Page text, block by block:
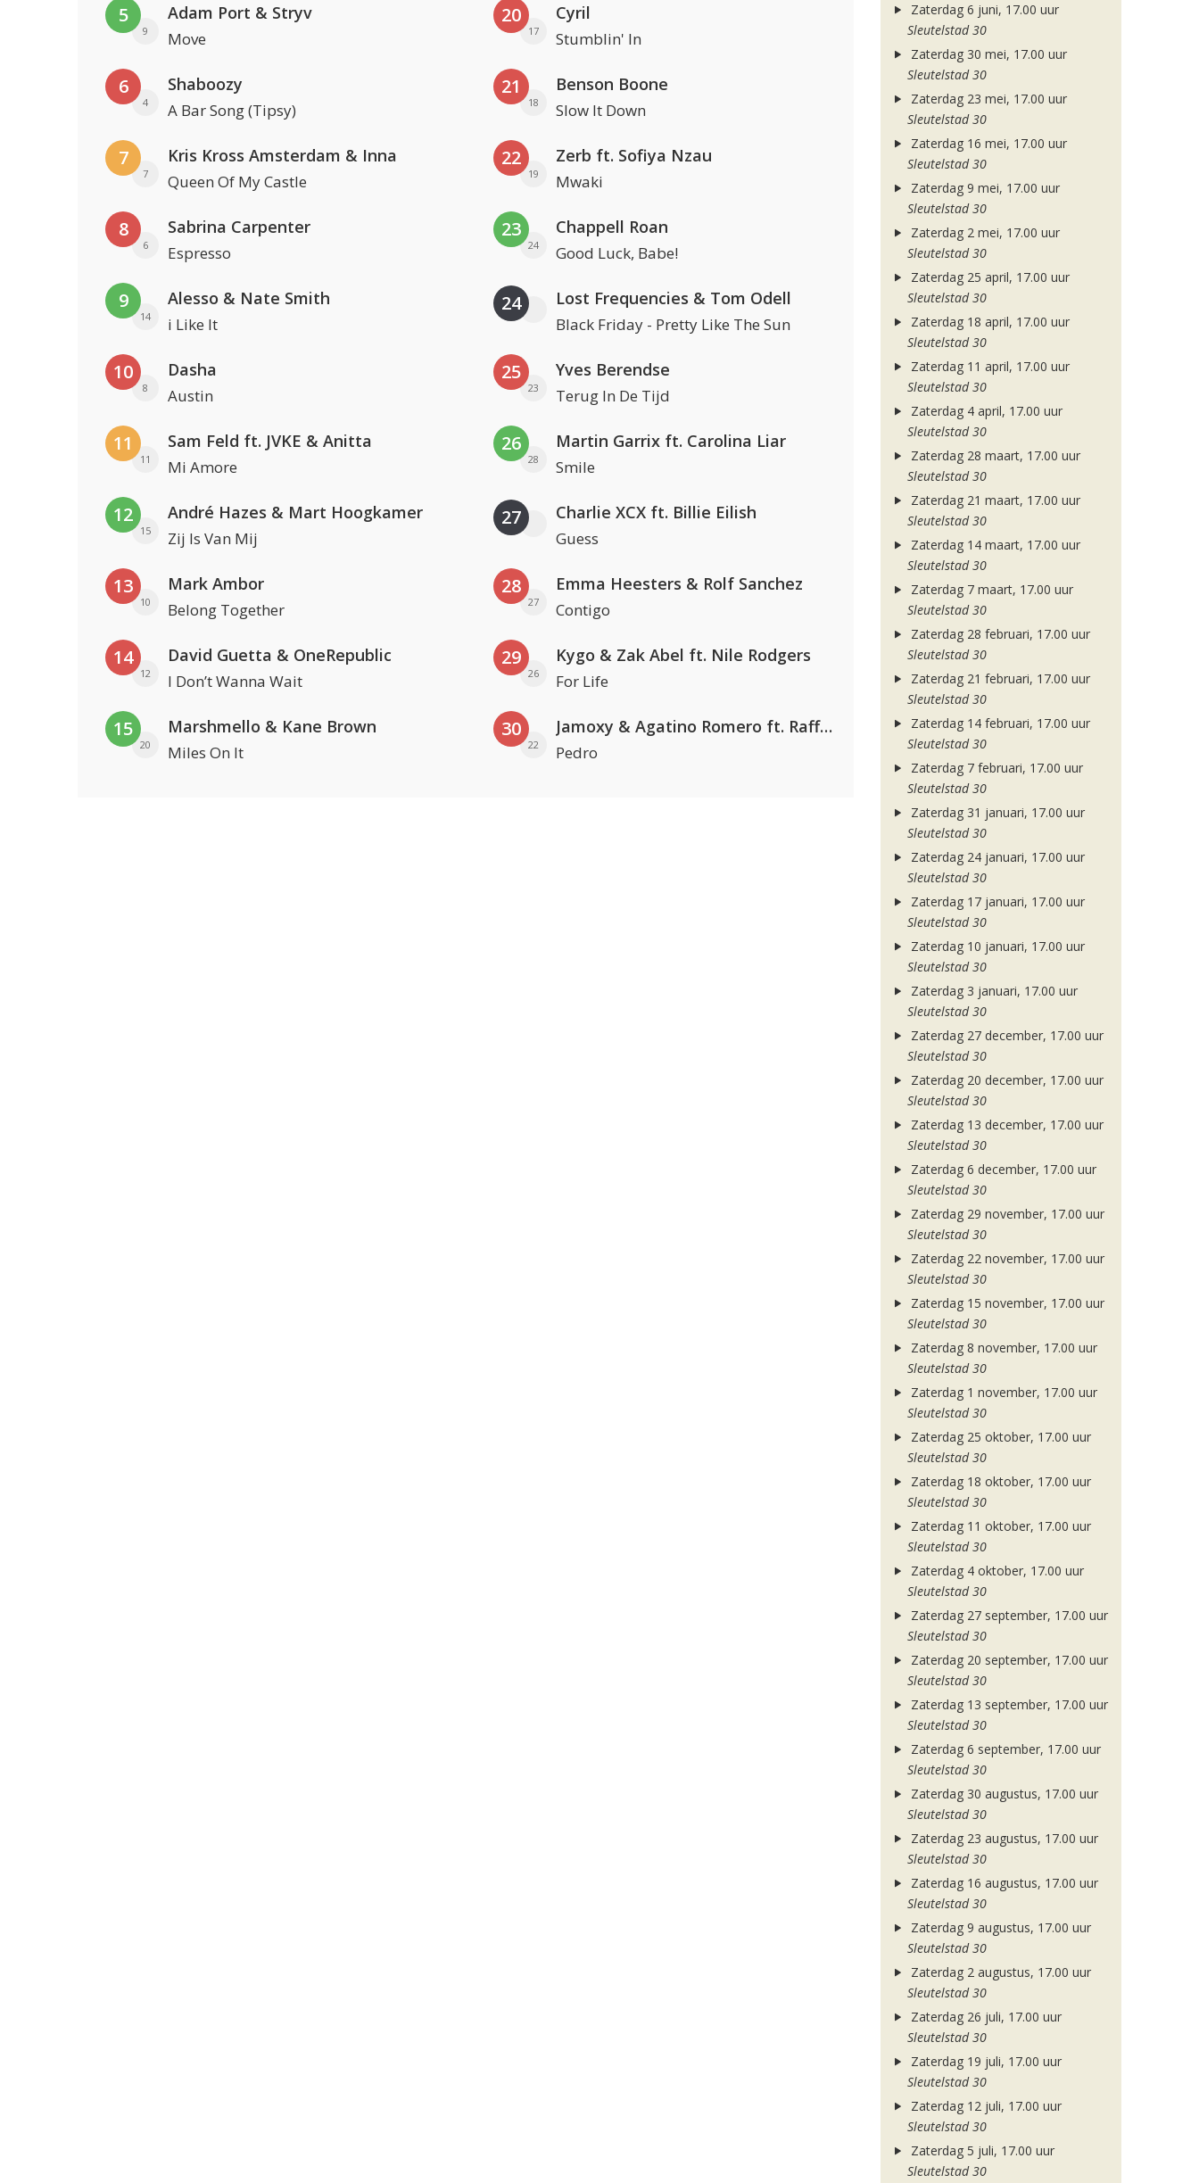
5
9
Adam Port & Stryv
Move
6
4
Shaboozy
A Bar Song (Tipsy)
7
7
Kris Kross Amsterdam & Inna
Queen Of My Castle
8
6
Sabrina Carpenter
Espresso
9
14
Alesso & Nate Smith
i Like It
10
8
Dasha
Austin
11
11
Sam Feld ft. JVKE & Anitta
Mi Amore
12
15
André Hazes & Mart Hoogkamer
Zij Is Van Mij
13
10
Mark Ambor
Belong Together
14
12
David Guetta & OneRepublic
I Don’t Wanna Wait
15
20
Marshmello & Kane Brown
Miles On It
20
17
Cyril
Stumblin' In
21
18
Benson Boone
Slow It Down
22
19
Zerb ft. Sofiya Nzau
Mwaki
23
24
Chappell Roan
Good Luck, Babe!
24 Lost Frequencies & Tom Odell
Black Friday - Pretty Like The Sun
25
23
Yves Berendse
Terug In De Tijd
26
28
Martin Garrix ft. Carolina Liar
Smile
27 Charlie XCX ft. Billie Eilish
Guess
28
27
Emma Heesters & Rolf Sanchez
Contigo
29
26
Kygo & Zak Abel ft. Nile Rodgers
For Life
30
22
Jamoxy & Agatino Romero ft. Raffaella Carrà
Pedro
Zaterdag 6 juni, 17.00 uur
Sleutelstad 30
Zaterdag 30 mei, 17.00 uur
Sleutelstad 30
Zaterdag 23 mei, 17.00 uur
Sleutelstad 30
Zaterdag 16 mei, 17.00 uur
Sleutelstad 30
Zaterdag 9 mei, 17.00 uur
Sleutelstad 30
Zaterdag 2 mei, 17.00 uur
Sleutelstad 30
Zaterdag 25 april, 17.00 uur
Sleutelstad 30
Zaterdag 18 april, 17.00 uur
Sleutelstad 30
Zaterdag 11 april, 17.00 uur
Sleutelstad 30
Zaterdag 4 april, 17.00 uur
Sleutelstad 30
Zaterdag 28 maart, 17.00 uur
Sleutelstad 30
Zaterdag 21 maart, 17.00 uur
Sleutelstad 30
Zaterdag 14 maart, 17.00 uur
Sleutelstad 30
Zaterdag 7 maart, 17.00 uur
Sleutelstad 30
Zaterdag 28 februari, 17.00 uur
Sleutelstad 30
Zaterdag 21 februari, 17.00 uur
Sleutelstad 30
Zaterdag 14 februari, 17.00 uur
Sleutelstad 30
Zaterdag 7 februari, 17.00 uur
Sleutelstad 30
Zaterdag 31 januari, 17.00 uur
Sleutelstad 30
Zaterdag 24 januari, 17.00 uur
Sleutelstad 30
Zaterdag 17 januari, 17.00 uur
Sleutelstad 30
Zaterdag 10 januari, 17.00 uur
Sleutelstad 30
Zaterdag 3 januari, 17.00 uur
Sleutelstad 30
Zaterdag 27 december, 17.00 uur
Sleutelstad 30
Zaterdag 20 december, 17.00 uur
Sleutelstad 30
Zaterdag 13 december, 17.00 uur
Sleutelstad 30
Zaterdag 6 december, 17.00 uur
Sleutelstad 30
Zaterdag 29 november, 17.00 uur
Sleutelstad 30
Zaterdag 22 november, 17.00 uur
Sleutelstad 30
Zaterdag 15 november, 17.00 uur
Sleutelstad 30
Zaterdag 8 november, 17.00 uur
Sleutelstad 30
Zaterdag 1 november, 17.00 uur
Sleutelstad 30
Zaterdag 25 oktober, 17.00 uur
Sleutelstad 30
Zaterdag 18 oktober, 17.00 uur
Sleutelstad 30
Zaterdag 11 oktober, 17.00 uur
Sleutelstad 30
Zaterdag 4 oktober, 17.00 uur
Sleutelstad 30
Zaterdag 27 september, 17.00 uur
Sleutelstad 30
Zaterdag 20 september, 17.00 uur
Sleutelstad 30
Zaterdag 13 september, 17.00 uur
Sleutelstad 30
Zaterdag 6 september, 17.00 uur
Sleutelstad 30
Zaterdag 30 augustus, 17.00 uur
Sleutelstad 30
Zaterdag 23 augustus, 17.00 uur
Sleutelstad 30
Zaterdag 16 augustus, 17.00 uur
Sleutelstad 30
Zaterdag 9 augustus, 17.00 uur
Sleutelstad 30
Zaterdag 2 augustus, 17.00 uur
Sleutelstad 30
Zaterdag 26 juli, 17.00 uur
Sleutelstad 30
Zaterdag 19 juli, 17.00 uur
Sleutelstad 30
Zaterdag 12 juli, 17.00 uur
Sleutelstad 30
Zaterdag 5 juli, 17.00 uur
Sleutelstad 30